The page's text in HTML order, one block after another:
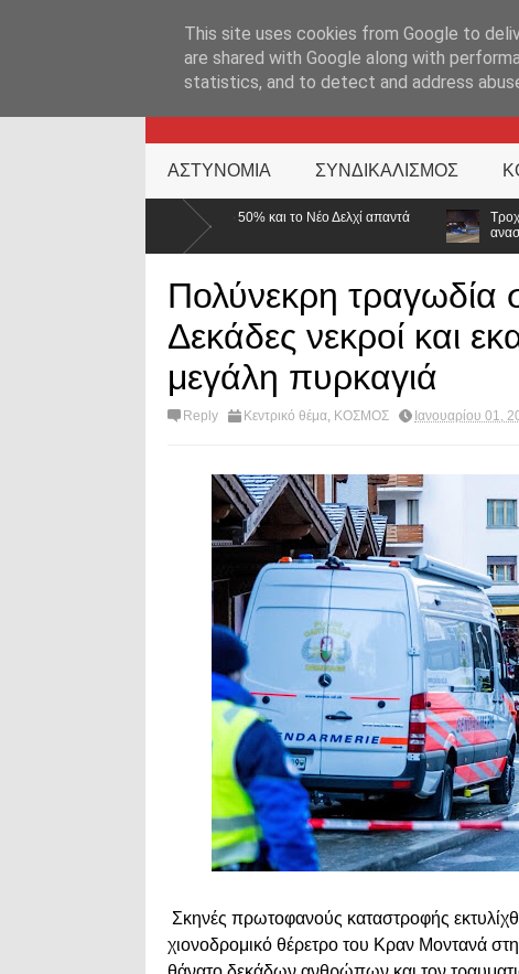
KATEHACKER
ΑΣΤΥΝΟΜΙΑ ΣΥΝΔΙΚΑΛΙΣΜΟΣ
50% και το Νέο Δελχί απαντά
Τροχαίο με δύο τραυματίες
Πολύνεκρη
Δεκάδες νεκροί και
μεγάλη πυρκαγιά
Reply Κεντρικό θέμα, ΚΟΣΜΟΣ Ιανουαρίου 01,
Σκηνές πρωτοφανούς καταστροφής
χιονοδρομικό θέρετρο του Κραν Μοντανά
This site uses cookies from Google to
are shared with Google along with
statistics, and to detect and address